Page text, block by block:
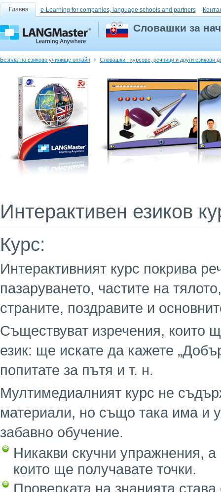
Главна e-Learning for companies, language schools and partners
Словашки за
Безплатно езиково училище онлайн Словашки - курсове, речници и други езикови
Интерактивен езиков
Курс:
Интерактивният курс покрива
пазаруването, частите на
страните, поздравите и
Съществуват изречения, които
език: ще искате да кажете
попитате за пътя и т. н.
Мултимедиалният курс не
материали, но също така има и
забавно обучение.
Никакви скучни упражнения,
които ще получавате точки.
Проверката на знанията